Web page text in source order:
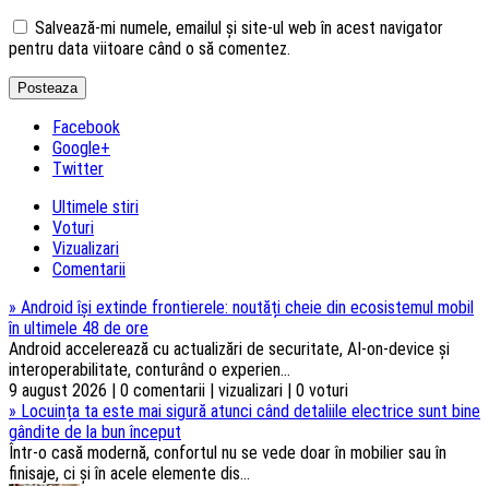
Salvează-mi numele, emailul și site-ul web în acest navigator
pentru data viitoare când o să comentez.
Facebook
Google+
Twitter
Ultimele stiri
Voturi
Vizualizari
Comentarii
» Android își extinde frontierele: noutăți cheie din ecosistemul mobil
în ultimele 48 de ore
Android accelerează cu actualizări de securitate, AI-on-device și
interoperabilitate, conturând o experien...
9 august 2026 | 0 comentarii | vizualizari | 0 voturi
» Locuința ta este mai sigură atunci când detaliile electrice sunt bine
gândite de la bun început
Într-o casă modernă, confortul nu se vede doar în mobilier sau în
finisaje, ci și în acele elemente dis...